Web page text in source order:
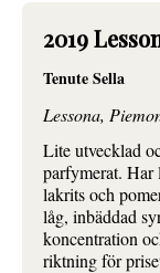
2019
Tenute Sella
Lessona,
Lite utvecklad
parfymerat. Har
lakrits och
låg, inbäddad
koncentration
riktning för